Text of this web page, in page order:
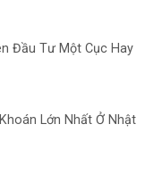
Đầu Tư Một Cục Hay
Lớn Nhất Ở Nhật